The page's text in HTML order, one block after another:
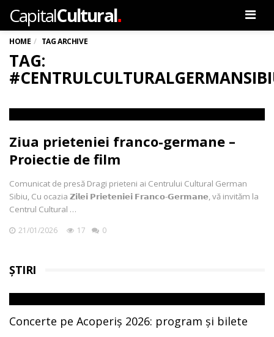
CapitalCultural.
HOME TAG ARCHIVE
TAG:
Ziua prieteniei franco-germane –
Proiectie de film
Comunicat de presă Dragi prieteni ai Centrului Cultural German
Sibiu, Cu ocazia 𝗭𝗶𝗹𝗲𝗶 𝗣𝗿𝗶𝗲𝘁𝗲𝗻𝗶𝗲𝗶 𝗙𝗿𝗮𝗻𝗰𝗼-𝗚𝗲𝗿𝗺𝗮𝗻𝗲, vă invităm la
Centrul Cultural …
21/01/2026 17 0
ȘTIRI
Concerte pe Acoperiș 2026: program și bilete